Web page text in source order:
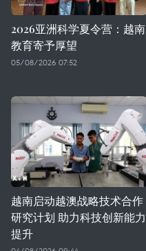
2026亚洲科学夏令营：越南
教育寄予厚望
05/08/2026 07:52
越南启动越澳战略技术合作
研究计划 助力科技创新能力
提升